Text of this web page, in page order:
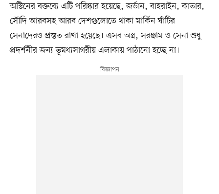
অস্টিনের বক্তব্যে এটি পরিষ্কার হয়েছে, জর্ডান, বাহরাইন, কাতার,
সৌদি আরবসহ আরব দেশগুলোতে থাকা মার্কিন ঘাঁটির
সেনাদেরও প্রস্তুত রাখা হয়েছে। এসব অস্ত্র, সরঞ্জাম ও সেনা শুধু
প্রদর্শনীর জন্য ভূমধ্যসাগরীয় এলাকায় পাঠানো হচ্ছে না।